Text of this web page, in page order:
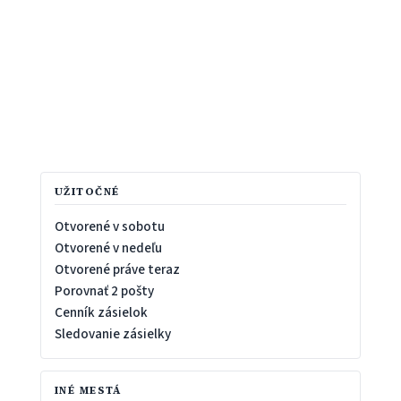
UŽITOČNÉ
Otvorené v sobotu
Otvorené v nedeľu
Otvorené práve teraz
Porovnať 2 pošty
Cenník zásielok
Sledovanie zásielky
INÉ MESTÁ